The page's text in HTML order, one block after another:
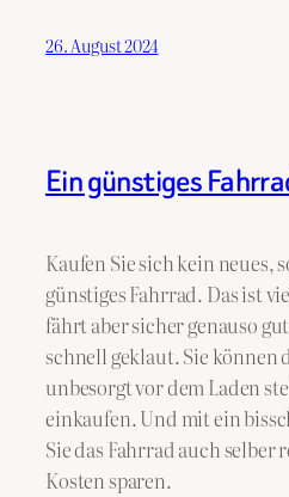
26. August 2024
Ein günstiges
Kaufen Sie sich kein neues,
günstiges Fahrrad. Das ist
fährt aber sicher genauso
schnell geklaut. Sie können
unbesorgt vor dem Laden
einkaufen. Und mit ein
Sie das Fahrrad auch
Kosten sparen.